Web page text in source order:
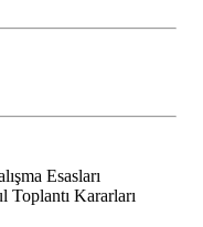
Esasları
Kararları